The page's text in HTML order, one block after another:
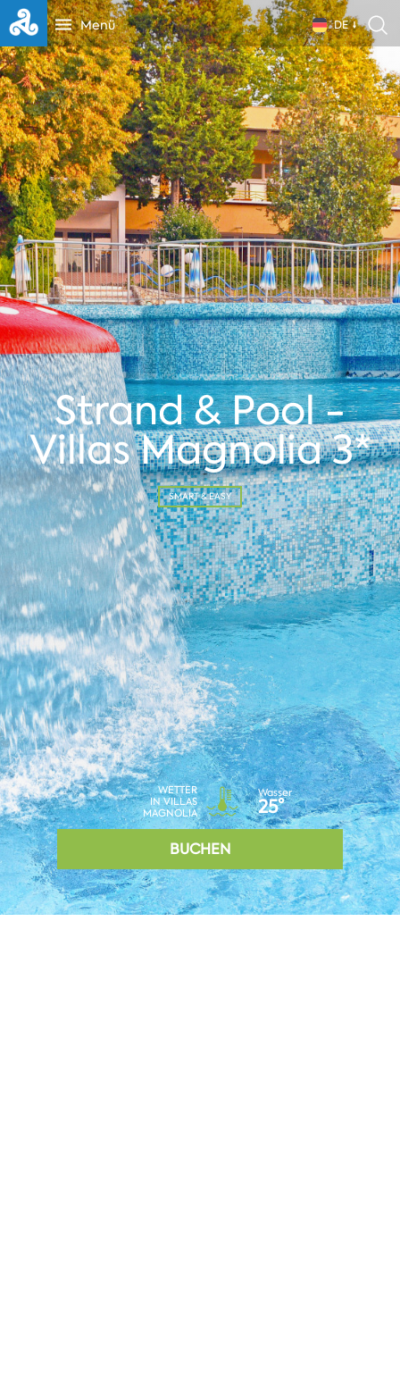
Menü DE
Strand & Pool -
Villas Magnolia 3*
SMART & EASY
WETTER
IN VILLAS
MAGNOLIA
Wasser
25°
BUCHEN